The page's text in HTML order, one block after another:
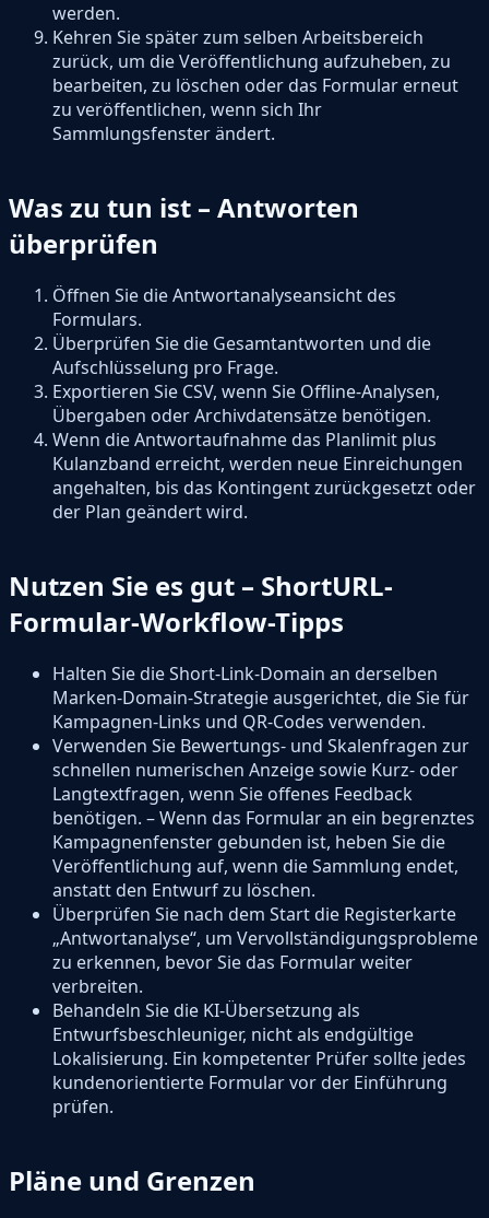
werden.
Kehren Sie später zum selben Arbeitsbereich
zurück, um die Veröffentlichung aufzuheben, zu
bearbeiten, zu löschen oder das Formular erneut
zu veröffentlichen, wenn sich Ihr
Sammlungsfenster ändert.
Was zu tun ist – Antworten
überprüfen
Öffnen Sie die Antwortanalyseansicht des
Formulars.
Überprüfen Sie die Gesamtantworten und die
Aufschlüsselung pro Frage.
Exportieren Sie CSV, wenn Sie Offline-Analysen,
Übergaben oder Archivdatensätze benötigen.
Wenn die Antwortaufnahme das Planlimit plus
Kulanzband erreicht, werden neue Einreichungen
angehalten, bis das Kontingent zurückgesetzt oder
der Plan geändert wird.
Nutzen Sie es gut – ShortURL-
Formular-Workflow-Tipps
Halten Sie die Short-Link-Domain an derselben
Marken-Domain-Strategie ausgerichtet, die Sie für
Kampagnen-Links und QR-Codes verwenden.
Verwenden Sie Bewertungs- und Skalenfragen zur
schnellen numerischen Anzeige sowie Kurz- oder
Langtextfragen, wenn Sie offenes Feedback
benötigen. – Wenn das Formular an ein begrenztes
Kampagnenfenster gebunden ist, heben Sie die
Veröffentlichung auf, wenn die Sammlung endet,
anstatt den Entwurf zu löschen.
Überprüfen Sie nach dem Start die Registerkarte
„Antwortanalyse“, um Vervollständigungsprobleme
zu erkennen, bevor Sie das Formular weiter
verbreiten.
Behandeln Sie die KI-Übersetzung als
Entwurfsbeschleuniger, nicht als endgültige
Lokalisierung. Ein kompetenter Prüfer sollte jedes
kundenorientierte Formular vor der Einführung
prüfen.
Pläne und Grenzen